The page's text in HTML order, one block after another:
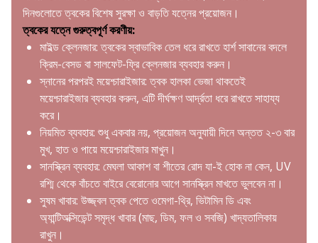
দিনগুলোতে ত্বকের বিশেষ সুরক্ষা ও বাড়তি যত্নের প্রয়োজন।
ত্বকের যত্নে গুরুত্বপূর্ণ করণীয়:
মাইল্ড ক্লেনজার: ত্বকের স্বাভাবিক তেল ধরে রাখতে হার্শ সাবানের বদলে
ক্রিম-বেসড বা সালফেট-ফ্রি ক্লেনজার ব্যবহার করুন।
স্নানের পরপরই ময়েশ্চারাইজার: ত্বক হালকা ভেজা থাকতেই
ময়েশ্চারাইজার ব্যবহার করুন, এটি দীর্ঘক্ষণ আর্দ্রতা ধরে রাখতে সাহায্য
করে।
নিয়মিত ব্যবহার: শুধু একবার নয়, প্রয়োজন অনুযায়ী দিনে অন্তত ২-৩ বার
মুখ, হাত ও পায়ে ময়েশ্চারাইজার মাখুন।
সানস্ক্রিন ব্যবহার: মেঘলা আকাশ বা শীতের রোদ যা-ই হোক না কেন, UV
রশ্মি থেকে বাঁচতে বাইরে বেরোনোর আগে সানস্ক্রিন মাখতে ভুলবেন না।
সুষম খাবার: উজ্জ্বল ত্বক পেতে ওমেগা-থ্রি, ভিটামিন ডি এবং
অ্যান্টিঅক্সিডেন্ট সমৃদ্ধ খাবার (মাছ, ডিম, ফল ও সবজি) খাদ্যতালিকায়
রাখুন।